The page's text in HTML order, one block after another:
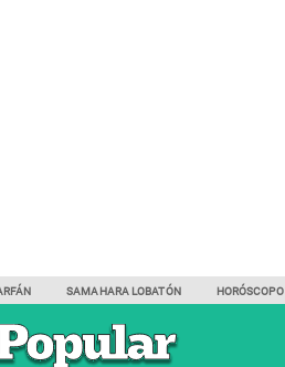
SAMAHARA LOBATÓN HORÓSCOPO